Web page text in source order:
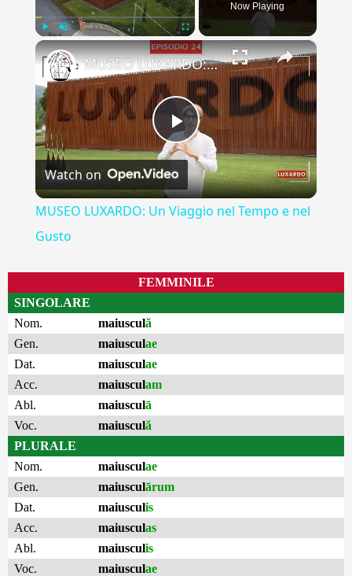
Fullscreen
Now Playing
×
Play
Video
MUSEO LUXARDO: Un Viaggio nel Tempo e nel Gusto
Watch on
MUSEO LUXARDO: Un Viaggio nel Tempo e nel
Gusto
FEMMINILE
SINGOLARE
Nom.
maiusculă
Gen.
maiusculae
Dat.
maiusculae
Acc.
maiusculam
Abl.
maiusculā
Voc.
maiusculă
PLURALE
Nom.
maiusculae
Gen.
maiusculārum
Dat.
maiusculis
Acc.
maiusculas
Abl.
maiusculis
Voc.
maiusculae